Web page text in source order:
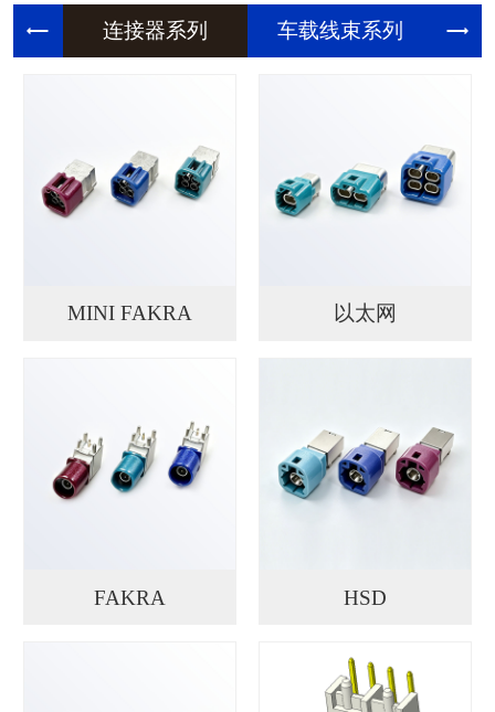
连接器系 车载线束 精
MINI FAKRA 以太网
FAKRA HSD